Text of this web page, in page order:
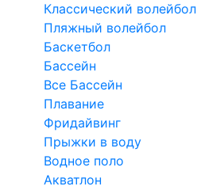
Классический волейбол
Пляжный волейбол
Баскетбол
Бассейн
Все Бассейн
Плавание
Фридайвинг
Прыжки в воду
Водное поло
Акватлон